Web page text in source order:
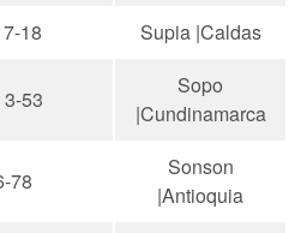
18 Supia |Caldas
3-53
Sopo
|Cundinamarca
78
Sonson
|Antioquia